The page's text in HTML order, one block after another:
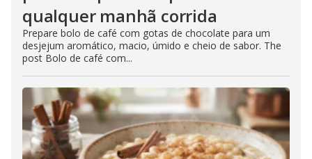
qualquer manhã corrida
Prepare bolo de café com gotas de chocolate para um
desjejum aromático, macio, úmido e cheio de sabor. The
post Bolo de café com...